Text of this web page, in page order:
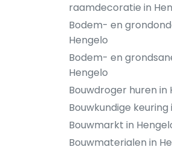
raamdecoratie in
Bodem- en
Hengelo
Bodem- en
Hengelo
Bouwdroger huren in
Bouwkundige keuring
Bouwmarkt in
Bouwmaterialen in